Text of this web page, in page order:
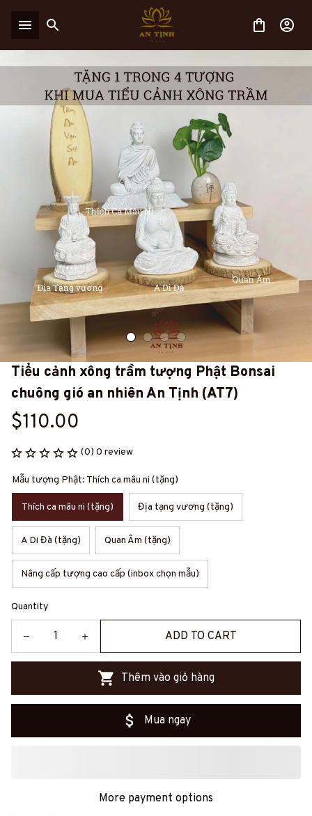
Tiểu cảnh xông trầm tượng Phật Bonsai
chuông gió an nhiên An Tịnh (AT7)
$110.00
(0) 0 review
Mẫu tượng Phật: Thích ca mâu ni (tặng)
Thích ca mâu ni (tặng) Địa tạng vương (tặng)
A Di Đà (tặng) Quan Âm (tặng)
Nâng cấp tượng cao cấp (inbox chọn mẫu)
Quantity
ADD TO CART
Thêm vào giỏ hàng
Mua ngay
More payment options